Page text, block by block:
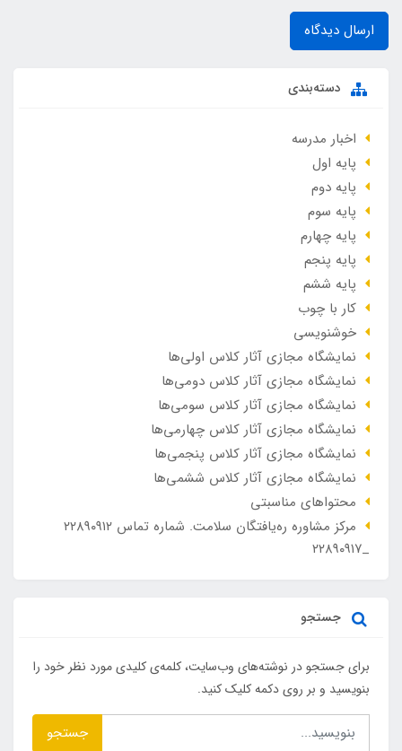
ارسال دیدگاه
دسته‌بندی
اخبار مدرسه
پایه اول
پایه دوم
پایه سوم
پایه چهارم
پایه پنجم
پایه ششم
کار با چوب
خوشنویسی
نمایشگاه مجازی آثار کلاس اولی‌ها
نمایشگاه مجازی آثار کلاس دومی‌ها
نمایشگاه مجازی آثار کلاس سومی‌ها
نمایشگاه مجازی آثار کلاس چهارمی‌ها
نمایشگاه مجازی آثار کلاس پنجمی‌ها
نمایشگاه مجازی آثار کلاس ششمی‌ها
محتواهای مناسبتی
مرکز مشاوره ره‌یافتگان سلامت. شماره تماس ۲۲۸۹۰۹۱۲
_۲۲۸۹۰۹۱۷
جستجو
برای جستجو در نوشته‌های وب‌سایت، کلمه‌ی کلیدی مورد نظر خود را
بنویسید و بر روی دکمه کلیک کنید.
جستجو